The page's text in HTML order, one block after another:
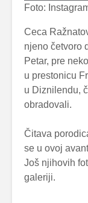
Foto:
Ceca
njeno četvoro
Petar, pre
u prestonicu
u Diznilendu,
obradovali.
Čitava
se u ovoj
Još njihovih
galeriji.